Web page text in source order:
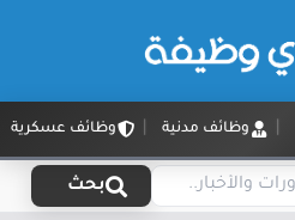
وظائف مدنية وظائف عسكرية
بحث